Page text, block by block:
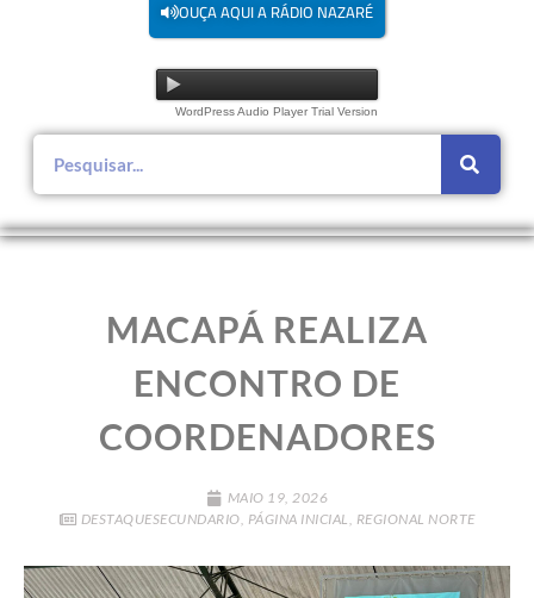
OUÇA AQUI A RÁDIO NAZARÉ
WordPress Audio Player Trial Version
MACAPÁ REALIZA
ENCONTRO DE
COORDENADORES
MAIO 19, 2026
DESTAQUESECUNDARIO, PÁGINA INICIAL, REGIONAL NORTE